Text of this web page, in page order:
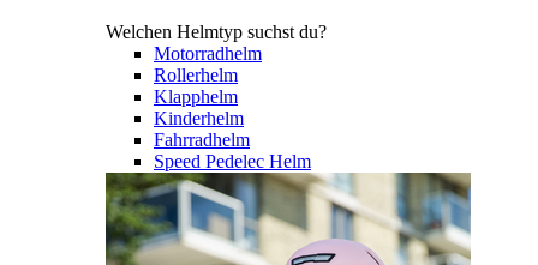
Welchen Helmtyp suchst du?
Motorradhelm
Rollerhelm
Klapphelm
Kinderhelm
Fahrradhelm
Speed Pedelec Helm